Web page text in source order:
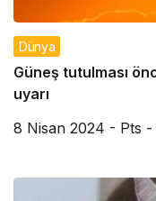
Dünya
Güneş tutulması
uyarı
8 Nisan 2024 - Pts -